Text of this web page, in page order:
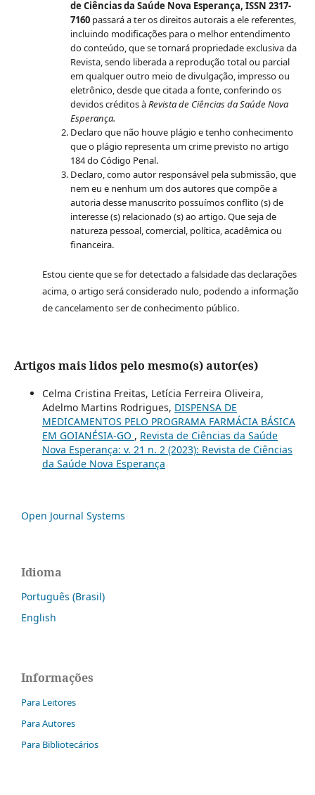
de Ciências da Saúde Nova Esperança, ISSN 2317-
7160passará a ter os direitos autorais a ele referentes,
incluindo modificações para o melhor entendimento
do conteúdo, que se tornará propriedade exclusiva da
Revista, sendo liberada a reprodução total ou parcial
em qualquer outro meio de divulgação, impresso ou
eletrônico, desde que citada a fonte, conferindo os
devidos créditos àRevista de Ciências da Saúde Nova
Esperança.
Declaro que não houve plágio e tenho conhecimento
que o plágio representa um crime previsto no artigo
184 do Código Penal.
Declaro, como autor responsável pela submissão, que
nem eu e nenhum um dos autores que compõe a
autoria desse manuscrito possuímos conflito (s) de
interesse (s) relacionado (s) ao artigo. Que seja de
natureza pessoal, comercial, política, acadêmica ou
financeira.
Estou ciente que se for detectado a falsidade das declarações
acima, o artigo será considerado nulo, podendo a informação
de cancelamento ser de conhecimento público.
Artigos mais lidos pelo mesmo(s) autor(es)
Celma Cristina Freitas, Letícia Ferreira Oliveira,
Adelmo Martins Rodrigues, DISPENSA DE
MEDICAMENTOS PELO PROGRAMA FARMÁCIA BÁSICA
EM GOIANÉSIA-GO , Revista de Ciências da Saúde
Nova Esperança: v. 21 n. 2 (2023): Revista de Ciências
da Saúde Nova Esperança
Open Journal Systems
Idioma
Português (Brasil)
English
Informações
Para Leitores
Para Autores
Para Bibliotecários